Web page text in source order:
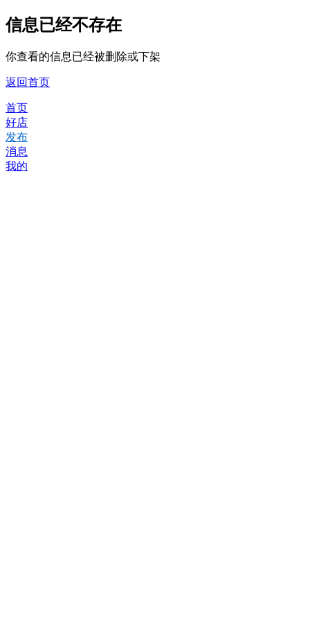
信息已经不存在
你查看的信息已经被删除或下架
返回首页
首页
好店
发布
消息
我的